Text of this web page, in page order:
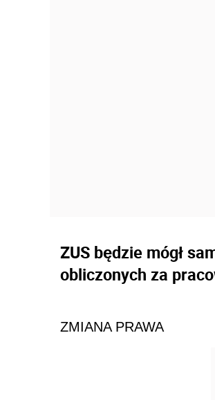
ZUS będzie mógł
obliczonych za
ZMIANA PRAWA